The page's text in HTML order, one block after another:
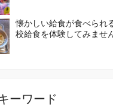
懐かしい給食が食べられ
校給食を体験してみませ
ーワード